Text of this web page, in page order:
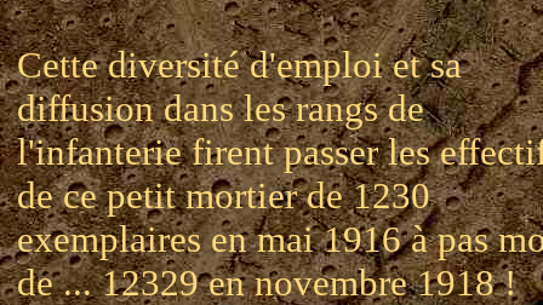
Cette diversité d'emploi et sa
diffusion dans les rangs de
l'infanterie firent passer les
de ce petit mortier de 1230
exemplaires en mai 1916 à pas
de ... 12329 en novembre 1918 !